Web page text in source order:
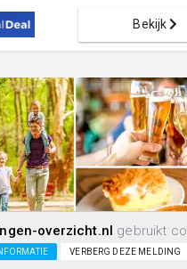
Bekijk
overzicht.nl gebruikt
VERBERG DEZE MELDING